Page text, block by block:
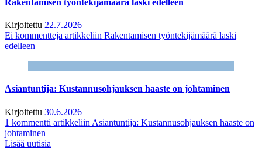
Kirjoitettu 22.7.2026
Ei kommentteja artikkeliin Rakentamisen työntekijämäärä laski
edelleen
Asiantuntija: Kustannusohjauksen haaste on johtaminen
Kirjoitettu 30.6.2026
1 kommentti artikkeliin Asiantuntija: Kustannusohjauksen haaste on
johtaminen
Lisää uutisia